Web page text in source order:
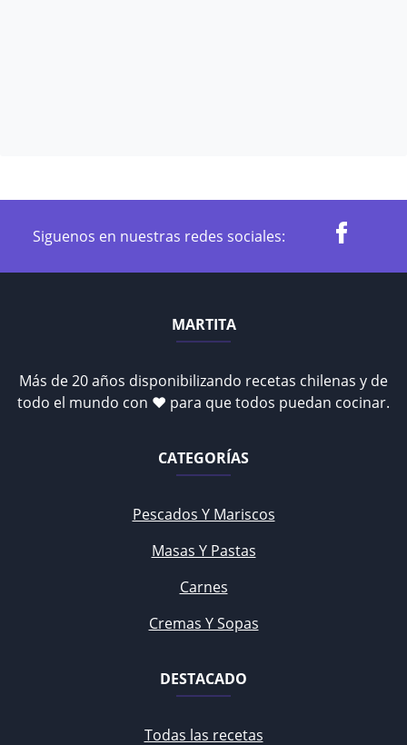
Siguenos en nuestras redes sociales:
MARTITA
Más de 20 años disponibilizando recetas chilenas y de
todo el mundo con ♥ para que todos puedan cocinar.
CATEGORÍAS
Pescados Y Mariscos
Masas Y Pastas
Carnes
Cremas Y Sopas
DESTACADO
Todas las recetas